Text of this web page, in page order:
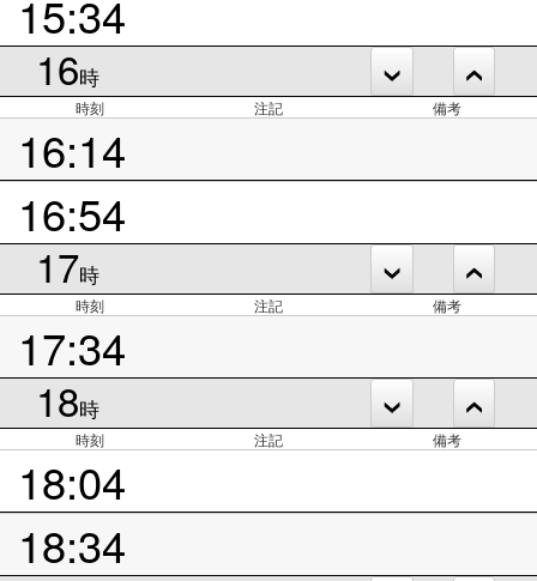
15:34
16時
時刻 注記 備考
16:14
16:54
17時
時刻 注記 備考
17:34
18時
時刻 注記 備考
18:04
18:34